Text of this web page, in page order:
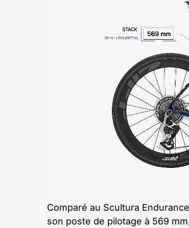
Comparé au Scultura
son poste de pilotage à 569